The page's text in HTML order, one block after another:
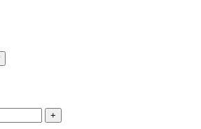
+